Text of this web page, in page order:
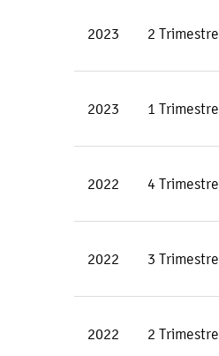
2023 2 Trimestre
2023 1 Trimestre
2022 4 Trimestre
2022 3 Trimestre
2022 2 Trimestre